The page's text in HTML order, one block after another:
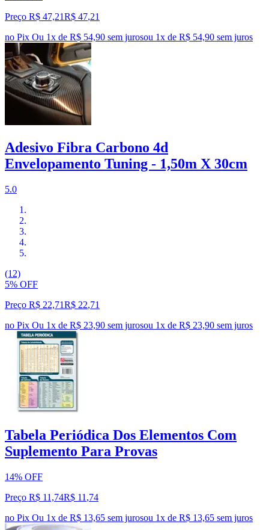
Preço R$ 47,21R$ 47,21
no Pix Ou 1x de R$ 54,90 sem jurosou 1x de R$ 54,90 sem juros
Adesivo Fibra Carbono 4d
Envelopamento Tuning - 1,50m X 30cm
5.0
(12)
5% OFF
Preço R$ 22,71R$ 22,71
no Pix Ou 1x de R$ 23,90 sem jurosou 1x de R$ 23,90 sem juros
Tabela Periódica Dos Elementos Com
Suplemento Para Provas
14% OFF
Preço R$ 11,74R$ 11 ,74
no Pix Ou 1x de R$ 13,65 sem jurosou 1x de R$ 13,65 sem juros